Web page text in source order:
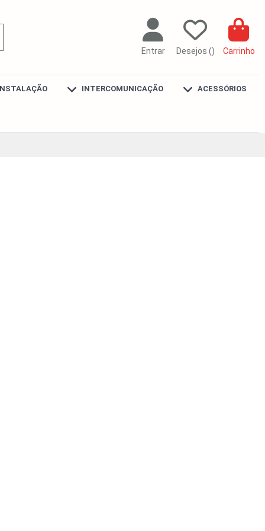
Entrar Desejos () Carrinho
INTERCOMUNICAÇÃO ACESSÓRIOS